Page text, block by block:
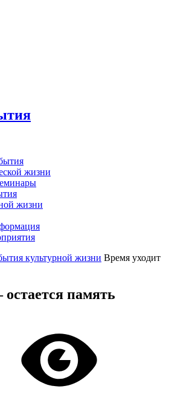
жизни
жизни
культурной жизни Время уходит
остается память